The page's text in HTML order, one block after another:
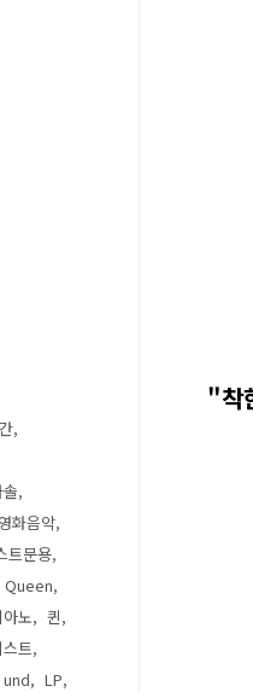
"착
화음악
트문용
Queen
노
퀸
트
und
LP